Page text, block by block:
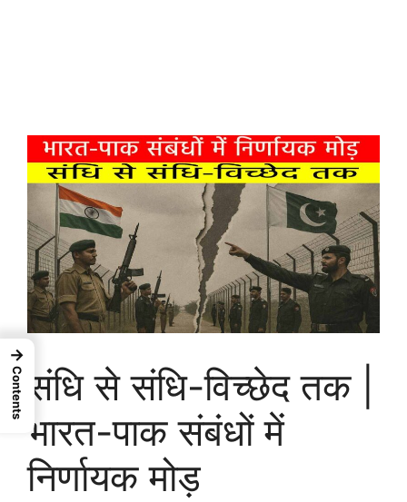
संधि से संधि-विच्छेद तक |
भारत-पाक संबंधों में
निर्णायक मोड़
→
Contents